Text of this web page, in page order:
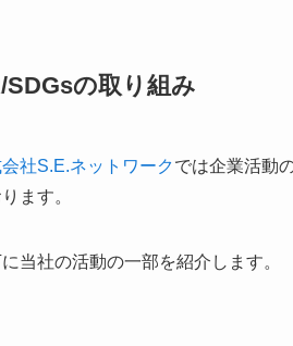
SDGsの取り組み
社S.E.ネットワークでは企業活動
ます。
に当社の活動の一部を紹介します。